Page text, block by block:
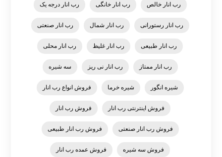
رب انار خالص رب انار خانگی رب انار درجه یک
رب انار رستورانی رب انار شمال رب انار صنعتی
رب انار طبیعی رب انار غلیظ رب انار محلی
رب انار ممتاز رب انار نی ریز سه شیره
شیره انگور شیره خرما فروش انواع رب انار
فروش اینترنتی رب انار فروش رب انار
فروش رب انار صنعتی فروش رب انار طبیعی
فروش سه شیره فروش عمده رب انار